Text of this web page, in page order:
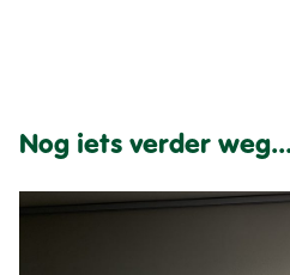
Nog iets verder